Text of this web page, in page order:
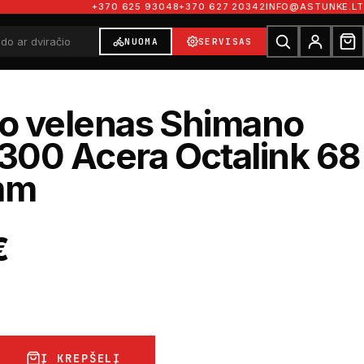
+370 625 93048+370 627 20342INFO@ASTUNKE.LT
NUOMA SERVISAS
velenas Shimano
Acera Octalink 68
Į KREPŠELĮ